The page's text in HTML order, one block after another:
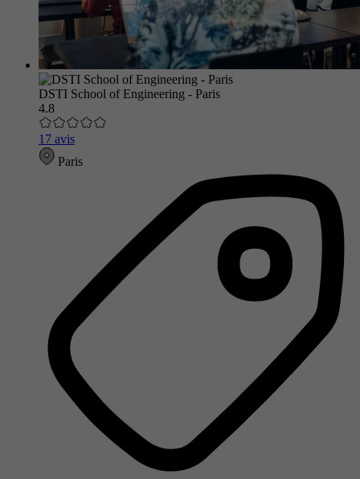
DSTI School of Engineering - Paris
4.8
17 avis
Paris